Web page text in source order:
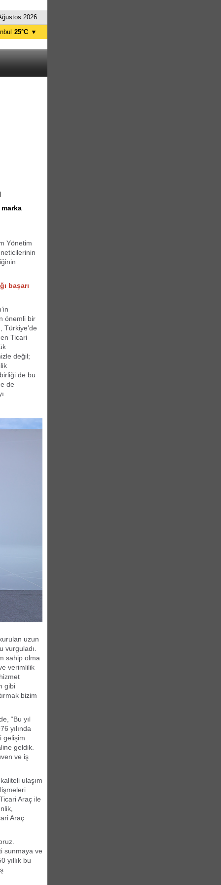
2026
25°C ▼
marka
Yönetim
başarı
önemli bir
Türkiye’de
Ticari
değil;
de bu
de
uzun
vurguladı.
sahip olma
verimlilik
gibi
bizim
“Bu yıl
yılında
gelişim
geldik.
ve iş
ulaşım
Araç ile
Araç
sunmaya ve
yıllık bu